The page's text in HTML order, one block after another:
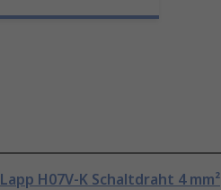
Lapp H07V-K Schaltdraht 4 mm²